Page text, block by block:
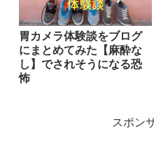
胃カメラ体験談をブログ
にまとめてみた【麻酔な
し】でされそうになる恐
怖
スポン